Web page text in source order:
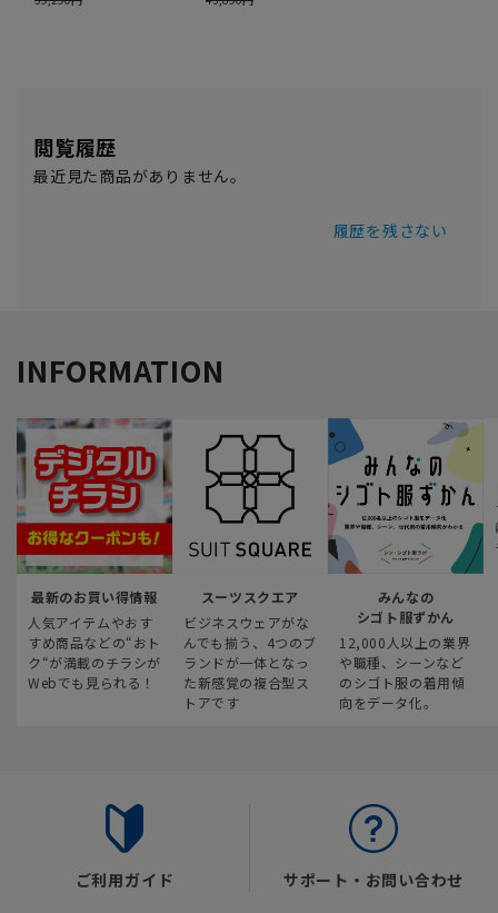
閲覧履歴
最近見た商品がありません。
履歴を残さない
INFORMATION
最新のお買い得情報
人気アイテムやおす
すめ商品などの“おト
ク“が満載のチラシが
Webでも見られる！
スーツスクエア
ビジネスウェアがな
んでも揃う、4つのブ
ランドが一体となっ
た新感覚の複合型ス
トアです
みんなの
シゴト服ずかん
12,000人以上の業界
や職種、シーンなど
のシゴト服の着用傾
向をデータ化。
ご利用ガイド サポート・お問い合わせ